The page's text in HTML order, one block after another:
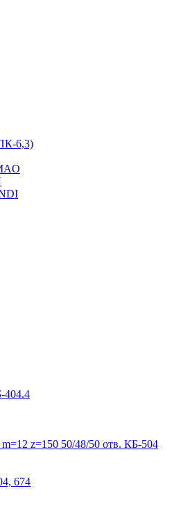
6,3)
404.4
z=150 50/48/50 отв. КБ-504
674